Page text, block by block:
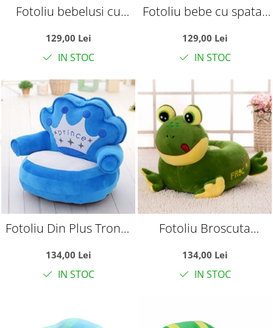
Fotoliu bebelusi cu
picioare Lucky Baby,
Motanelul gri
129,00 Lei
IN STOC
Fotoliu bebe cu spatar
Ratusca Galbena Happy
Day
129,00 Lei
IN STOC
Fotoliu Din Plus Tronul
134,00 Lei
IN STOC
Fotoliu Broscuta
134,00 Lei
IN STOC